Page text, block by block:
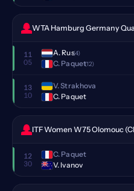
WTA Hamburg Germany
11
05
A. Rus(4)
C. Paquet(12)
13
10
V. Strakhova
C. Paquet
ITF Women W75 Olomouc
12
30
C. Paquet
V. Ivanov